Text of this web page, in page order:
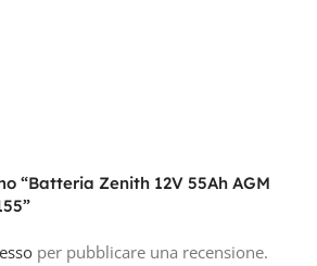
“Batteria Zenith 12V 55Ah AGM
per pubblicare una recensione.